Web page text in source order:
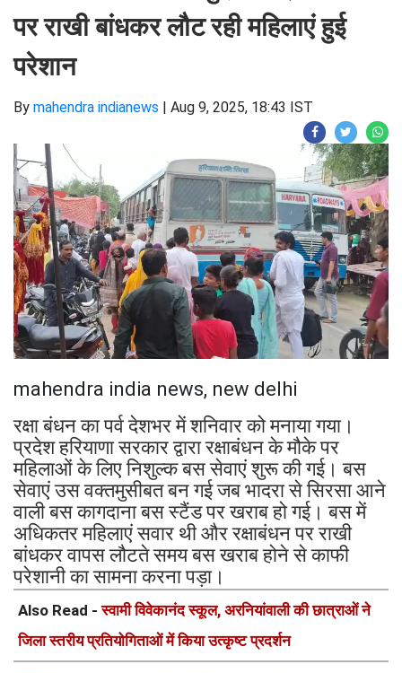
पर राखी बांधकर लौट रही महिलाएं हुई
परेशान
By mahendra indianews | Aug 9, 2025, 18:43 IST
mahendra india news, new delhi
रक्षा बंधन का पर्व देशभर में शनिवार को मनाया गया।
प्रदेश हरियाणा सरकार द्वारा रक्षाबंधन के मौके पर
महिलाओं के लिए निशुल्क बस सेवाएं शुरू की गई। बस
सेवाएं उस वक्तमुसीबत बन गई जब भादरा से सिरसा आने
वाली बस कागदाना बस स्टैंड पर खराब हो गई। बस में
अधिकतर महिलाएं सवार थी और रक्षाबंधन पर राखी
बांधकर वापस लौटते समय बस खराब होने से काफी
परेशानी का सामना करना पड़ा।
Also Read -स्वामी विवेकानंद स्कूल, अरनियांवाली की छात्राओं ने
जिला स्तरीय प्रतियोगिताओं में किया उत्कृष्ट प्रदर्शन